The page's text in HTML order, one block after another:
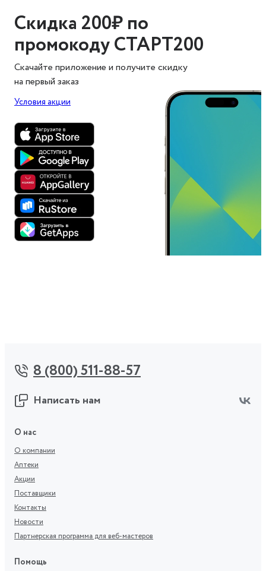
Скидка 200₽ по
промокоду СТАРТ200
Скачайте приложение и получите скидку
на первый заказ
Условия акции
8 (800) 511-88-57
Написать нам
О нас
О компании
Аптеки
Акции
Поставщики
Контакты
Новости
Партнерская программа для веб-мастеров
Помощь